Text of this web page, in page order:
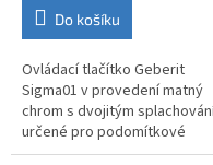
Do košíku
Ovládací tlačítko Geberit
Sigma01 v provedení matný
chrom s dvojitým
určené pro podomítkové
nádržky Geberit Sigma.